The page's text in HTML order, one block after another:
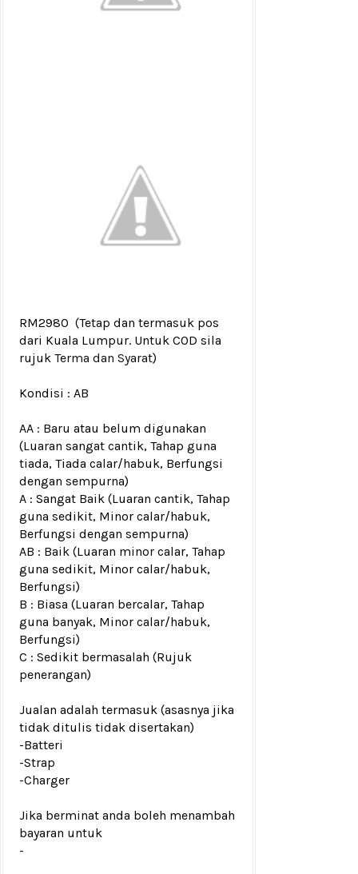
RM2980 (Tetap dan termasuk pos
dari Kuala Lumpur. Untuk COD sila
rujuk Terma dan Syarat)
Kondisi : AB
AA : Baru atau belum digunakan
(Luaran sangat cantik, Tahap guna
tiada, Tiada calar/habuk, Berfungsi
dengan sempurna)
A : Sangat Baik (Luaran cantik, Tahap
guna sedikit, Minor calar/habuk,
Berfungsi dengan sempurna)
AB : Baik (Luaran minor calar, Tahap
guna sedikit, Minor calar/habuk,
Berfungsi)
B : Biasa (Luaran bercalar, Tahap
guna banyak, Minor calar/habuk,
Berfungsi)
C : Sedikit bermasalah (Rujuk
penerangan)
Jualan adalah termasuk (asasnya jika
tidak ditulis tidak disertakan)
-Batteri
-Strap
-Charger
Jika berminat anda boleh menambah
bayaran untuk
-